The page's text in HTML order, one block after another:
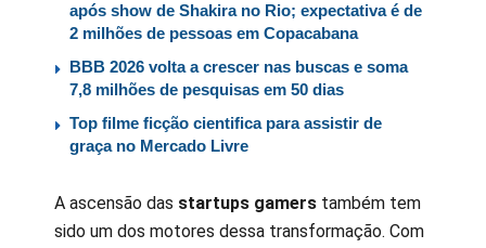
após show de Shakira no Rio; expectativa é de
2 milhões de pessoas em Copacabana
BBB 2026 volta a crescer nas buscas e soma
7,8 milhões de pesquisas em 50 dias
Top filme ficção cientifica para assistir de
graça no Mercado Livre
A ascensão das startups gamers também tem
sido um dos motores dessa transformação. Com